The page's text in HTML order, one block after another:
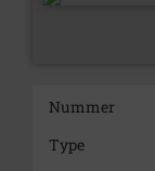
Nummer
Type